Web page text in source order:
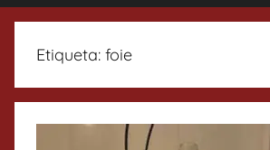
Etiqueta: foie